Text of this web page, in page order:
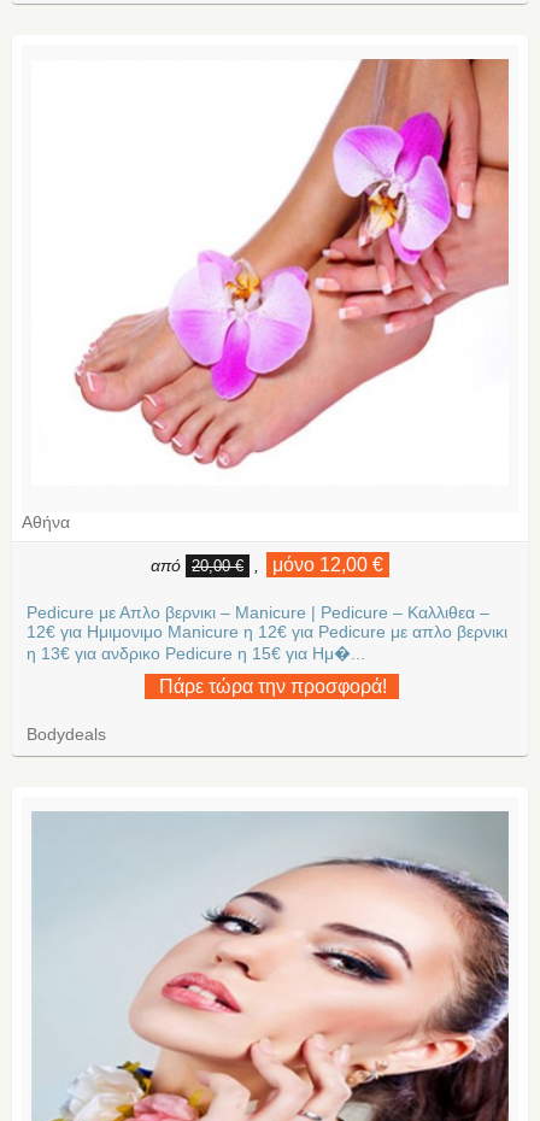
Αθήνα
από 20,00 € μόνο 12,00 €
Pedicure με Απλο βερνικι – Manicure | Pedicure – Καλλιθεα –
12€ για Ημιμονιμο Manicure η 12€ για Pedicure με απλο βερνικι
η 13€ για ανδρικο Pedicure η 15€ για Ημ�...
Πάρε τώρα την προσφορά!
Bodydeals